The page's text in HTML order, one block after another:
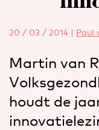
20 / 03 / 2014 | Paul
Martin van
houdt de